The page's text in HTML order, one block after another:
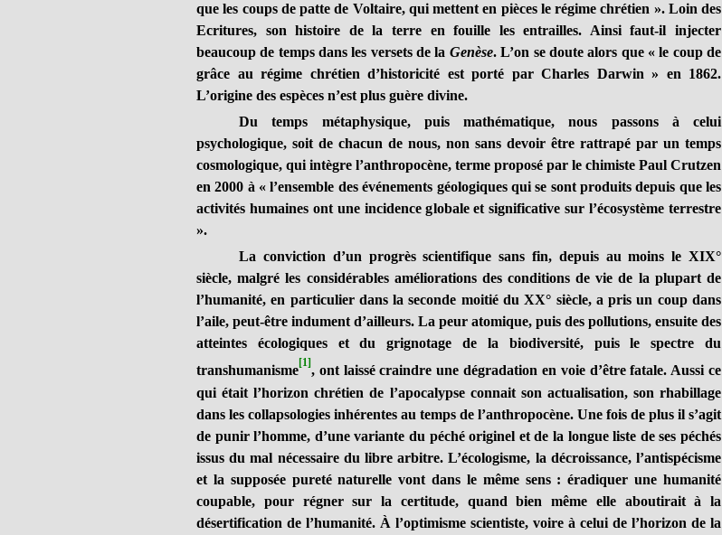
que les coups de patte de Voltaire, qui mettent en pièces le régime chrétien ». Loin des
Ecritures, son histoire de la terre en fouille les entrailles. Ainsi faut-il injecter
beaucoup de temps dans les versets de la Genèse. L’on se doute alors que « le coup de
grâce au régime chrétien d’historicité est porté par Charles Darwin » en 1862.
L’origine des espèces n’est plus guère divine.
Du temps métaphysique, puis mathématique, nous passons à celui
psychologique, soit de chacun de nous, non sans devoir être rattrapé par un temps
cosmologique, qui intègre l’anthropocène, terme proposé par le chimiste Paul Crutzen
en 2000 à « l’ensemble des événements géologiques qui se sont produits depuis que les
activités humaines ont une incidence globale et significative sur l’écosystème terrestre
».
La conviction d’un progrès scientifique sans fin, depuis au moins le XIX°
siècle, malgré les considérables améliorations des conditions de vie de la plupart de
l’humanité, en particulier dans la seconde moitié du XX° siècle, a pris un coup dans
l’aile, peut-être indument d’ailleurs. La peur atomique, puis des pollutions, ensuite des
atteintes écologiques et du grignotage de la biodiversité, puis le spectre du
transhumanisme[1], ont laissé craindre une dégradation en voie d’être fatale. Aussi ce
qui était l’horizon chrétien de l’apocalypse connait son actualisation, son rhabillage
dans les collapsologies inhérentes au temps de l’anthropocène. Une fois de plus il s’agit
de punir l’homme, d’une variante du péché originel et de la longue liste de ses péchés
issus du mal nécessaire du libre arbitre. L’écologisme, la décroissance, l’antispécisme
et la supposée pureté naturelle vont dans le même sens : éradiquer une humanité
coupable, pour régner sur la certitude, quand bien même elle aboutirait à la
désertification de l’humanité. À l’optimisme scientiste, voire à celui de l’horizon de la